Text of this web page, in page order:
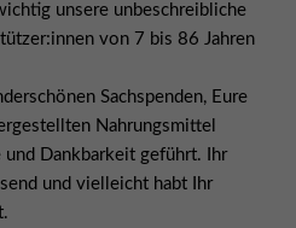
unsere unbeschreibliche
von 7 bis 86 Jahren
Sachspenden, Eure
Nahrungsmittel
und Dankbarkeit geführt. Ihr
und vielleicht habt Ihr